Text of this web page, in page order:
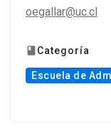
oegallar@uc.cl
book Categoría
Escuela de